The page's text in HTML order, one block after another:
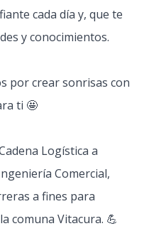
cada día y, que te
y conocimientos.
por crear sonrisas con
ti 🤩
Logística a
Comercial,
a fines para
comuna Vitacura. 💪